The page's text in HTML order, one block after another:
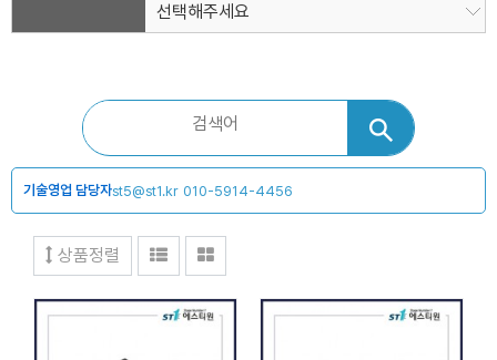
선택해주세요
기술영업 담당자st5@st1.kr 010-5914-4456
상품정렬